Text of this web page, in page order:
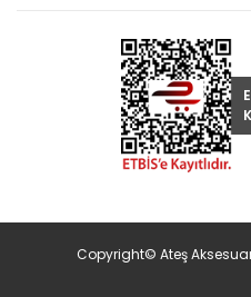
Copyright© Ateş